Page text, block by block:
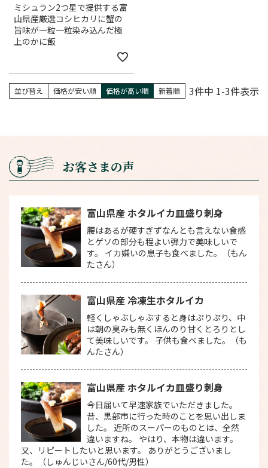
ミシュラン2つ星で提供する富
山県産厳選コシヒカリに蟹の
旨味が一粒一粒染み込んだ極
上のかに飯
並び替え 価格が安い順 価格が高い順 新着順 3件中 1-3件表示
お客さまの声
富山県産 ホタルイカ皿盛り刺身
腰はあるが硬すぎずなんとも言えない食感
とゲソの部分も程よい弾力で美味しいで
す。 イカ嫌いの息子も食べました。（もん
たさん）
富山県産 冷凍生ホタルイカ
軽くしゃぶしゃぶすると身はぷりぷり、中
は朝の臭みも無くほんのり甘くとろりとし
て美味しいです。 子供も食べました。（も
んたさん）
富山県産 ホタルイカ皿盛り刺身
今日届いて早速家族でいただきました。
昔、黒部市に行った時のことを思い出しま
した。 近所のスーパーのものとは、全然
違いますね。 やはり、本物は違います。
又、リピートしたいと思います。 ありがとうございまし
た。（しゅんじいさん/60代/男性）